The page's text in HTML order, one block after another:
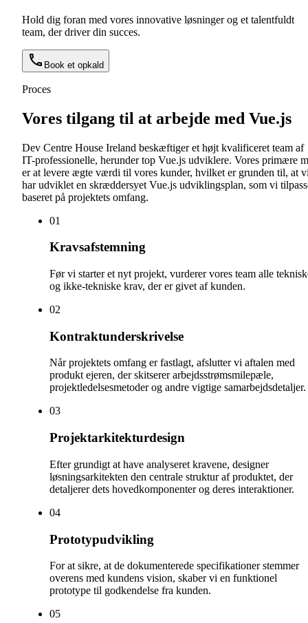
Hold dig foran med vores innovative løsninger og et talentfuldt
team, der driver din succes.
Book et opkald
Proces
Vores tilgang til at arbejde med Vue.js
Dev Centre House Ireland beskæftiger et højt kvalificeret team af
IT-professionelle, herunder top Vue.js udviklere. Vores primære
er at levere ægte værdi til vores kunder, hvilket er grunden til, at
har udviklet en skræddersyet Vue.js udviklingsplan, som vi
baseret på projektets omfang.
01
Kravsafstemning
Før vi starter et nyt projekt, vurderer vores team alle
og ikke-tekniske krav, der er givet af kunden.
02
Kontraktunderskrivelse
Når projektets omfang er fastlagt, afslutter vi aftalen med
produkt ejeren, der skitserer arbejdsstrømsmilepæle,
projektledelsesmetoder og andre vigtige samarbejdsdetaljer.
03
Projektarkitekturdesign
Efter grundigt at have analyseret kravene, designer
løsningsarkitekten den centrale struktur af produktet, der
detaljerer dets hovedkomponenter og deres interaktioner.
04
Prototypudvikling
For at sikre, at de dokumenterede specifikationer stemmer
overens med kundens vision, skaber vi en funktionel
prototype til godkendelse fra kunden.
05